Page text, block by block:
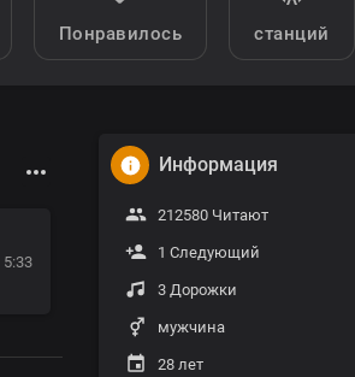
Понравилось станций
5:33
Информация
212580 Читают
1 Следующий
3 Дорожки
мужчина
28 лет